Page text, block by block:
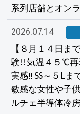
系列店舗とオン
2026.07.14
【８月１４日ま
験!! 気温４５℃再
実感‼ SS～５Lま
敏感な女性や子
ルチェ半導体冷